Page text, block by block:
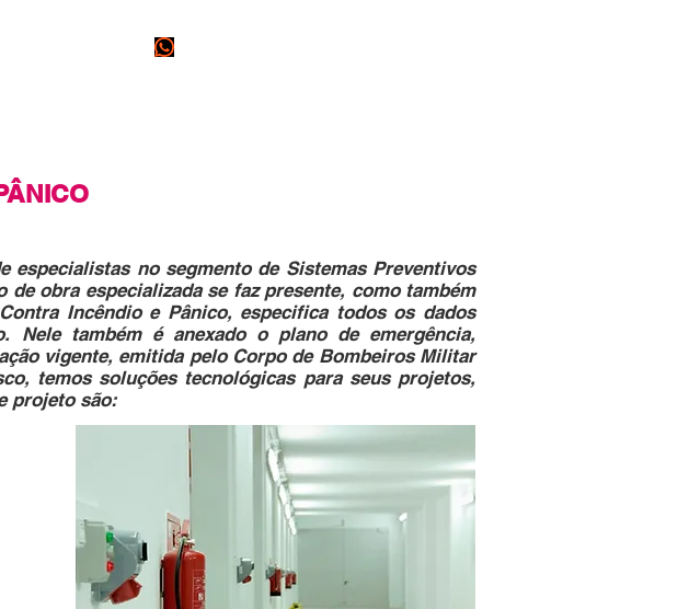
no segmento de Sistemas Preventivos
obra especializada se faz presente, como também
Incêndio e Pânico, especifica todos os dados
Nele também é anexado o plano de emergência,
vigente, emitida pelo Corpo de Bombeiros Militar
temos soluções tecnológicas para seus projetos,
projeto são: